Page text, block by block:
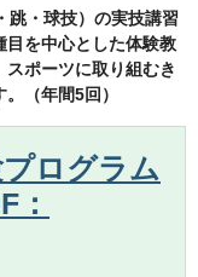
跳・球技）の実技講習
目を中心とした体験教
ポーツに取り組むき
（年間5回）
ログラム
：